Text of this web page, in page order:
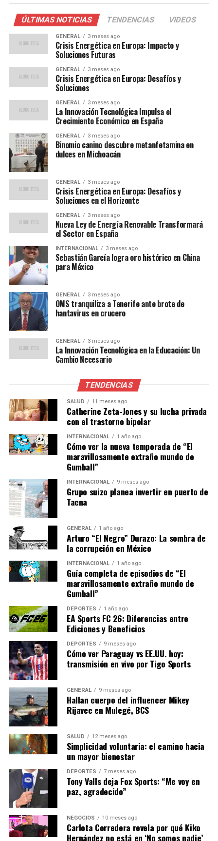
energética. En los últimos meses, las tensiones
geopolíticas han exacerbado esta vulnerabilidad,
limitando los flujos de gas y elevando los precios a
niveles récord. Además, el invierno severo y la baja
producción de energía eólica han contribuido a la
escasez de energía.
Según datos de Eurostat, los precios del gas en Europa
han aumentado más del 200% en el último año. Esta
escalada ha impactado directamente a los
consumidores, quienes enfrentan facturas de
electricidad significativamente más altas.
Reacciones y Medidas
Propuestas
En respuesta a la crisis, varios países europeos han
consumidores. España, por ejemplo, ha reducido
temporalmente los impuestos sobre la electricidad,
mientras que Francia ha implementado subsidios para
las familias más afectadas.
“Es crucial que actuemos
de manera coordinada a
nivel europeo para
garantizar la seguridad
energética y proteger a
nuestros ciudadanos,”
declaró Ursula von der
Leyen, presidenta de la
Comisión Europea.
La Comisión también está considerando la posibilidad de
aumentar las reservas estratégicas de gas y acelerar la
transición hacia fuentes de energía renovable como
parte de su estrategia a largo plazo.
Opiniones de Expertos y
Análisis Futuro
Expertos en energía advierten que la crisis actual podría
ser un catalizador para cambios significativos en la
política energética europea. El Dr. Hans Müller,
analista de energía en el Instituto de Estudios
Internacionales de Berlín,comentó que “esta crisis
de energía y reducir la dependencia de combustibles
fósiles.”
Además, se espera que la situación impulse inversiones
en tecnologías de energía limpia y eficiencia energética,
lo que podría acelerar la transición hacia una economía
más sostenible.
Perspectivas y Próximos Pasos
Mientras Europa navega por esta crisis, los líderes
continúan buscando soluciones que equilibren la
seguridad energética con los objetivos climáticos. La
próxima cumbre de la Unión Europea, programada para
el próximo mes, será crucial para definir el camino a
seguir.
En el corto plazo, se espera que los gobiernos continúen
implementando medidas de alivio para los
consumidores, mientras que a largo plazo, la crisis
ÚLTIMAS NOTICIAS TENDENCIAS VIDEOS
GENERAL 3 meses ago
Crisis Energética en Europa: Impacto y
Soluciones Futuras
GENERAL 3 meses ago
Crisis Energética en Europa: Desafíos y
Soluciones
GENERAL 3 meses ago
La Innovación Tecnológica Impulsa el
Crecimiento Económico en España
GENERAL 3 meses ago
Binomio canino descubre metanfetamina en
dulces en Michoacán
GENERAL 3 meses ago
Crisis Energética en Europa: Desafíos y
Soluciones en el Horizonte
GENERAL 3 meses ago
Nueva Ley de Energía Renovable Transformará
el Sector en España
INTERNACIONAL 3 meses ago
Sebastián García logra oro histórico en China
para México
GENERAL 3 meses ago
OMS tranquiliza a Tenerife ante brote de
hantavirus en crucero
GENERAL 3 meses ago
La Innovación Tecnológica en la Educación: Un
Cambio Necesario
TENDENCIAS
SALUD 11 meses ago
Catherine Zeta-Jones y su lucha privada
con el trastorno bipolar
INTERNACIONAL 1 año ago
Cómo ver la nueva temporada de “El
maravillosamente extraño mundo de
Gumball”
INTERNACIONAL 9 meses ago
Grupo suizo planea invertir en puerto de
Tacna
GENERAL 1 año ago
Arturo “El Negro” Durazo: La sombra de
la corrupción en México
INTERNACIONAL 1 año ago
Guía completa de episodios de “El
maravillosamente extraño mundo de
Gumball”
DEPORTES 1 año ago
EA Sports FC 26: Diferencias entre
Ediciones y Beneficios
DEPORTES 9 meses ago
Cómo ver Paraguay vs EE.UU. hoy:
transmisión en vivo por Tigo Sports
GENERAL 9 meses ago
Hallan cuerpo del influencer Mikey
Rijavec en Mulegé, BCS
SALUD 12 meses ago
Simplicidad voluntaria: el camino hacia
un mayor bienestar
DEPORTES 7 meses ago
Tony Valls deja Fox Sports: “Me voy en
paz, agradecido”
NEGOCIOS 10 meses ago
Carlota Corredera revela por qué Kiko
Hernández no está en ‘No somos nadie’